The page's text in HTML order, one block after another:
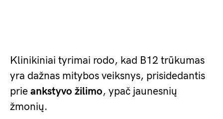
Klinikiniai tyrimai rodo, kad B12 trūkumas
yra dažnas mitybos veiksnys, prisidedantis
prie ankstyvo žilimo, ypač jaunesnių
žmonių.